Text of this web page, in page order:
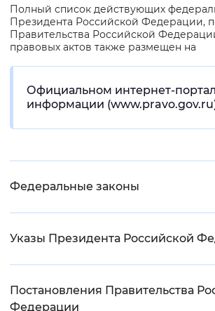
Нормальный
Цвет сайта
Синий фон
Включены
Вернуть стандартные
Полный список действующих
Президента Российской Федерации,
Правительства Российской
правовых актов также размещен на
Официальном интернет-
информации
Федеральные законы
Указы Президента Российской
Постановления Правительства
Федерации